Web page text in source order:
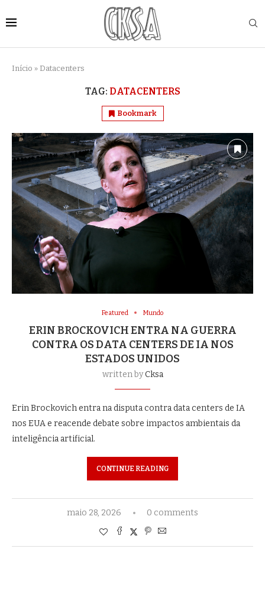
Início » Datacenters
TAG: DATACENTERS
Bookmark
Featured Mundo
ERIN BROCKOVICH ENTRA NA GUERRA
CONTRA OS DATA CENTERS DE IA NOS
ESTADOS UNIDOS
written byCksa
Erin Brockovich entra na disputa contra data centers de IA
nos EUA e reacende debate sobre impactos ambientais da
inteligência artificial.
CONTINUE READING
maio 28, 2026 0 comments